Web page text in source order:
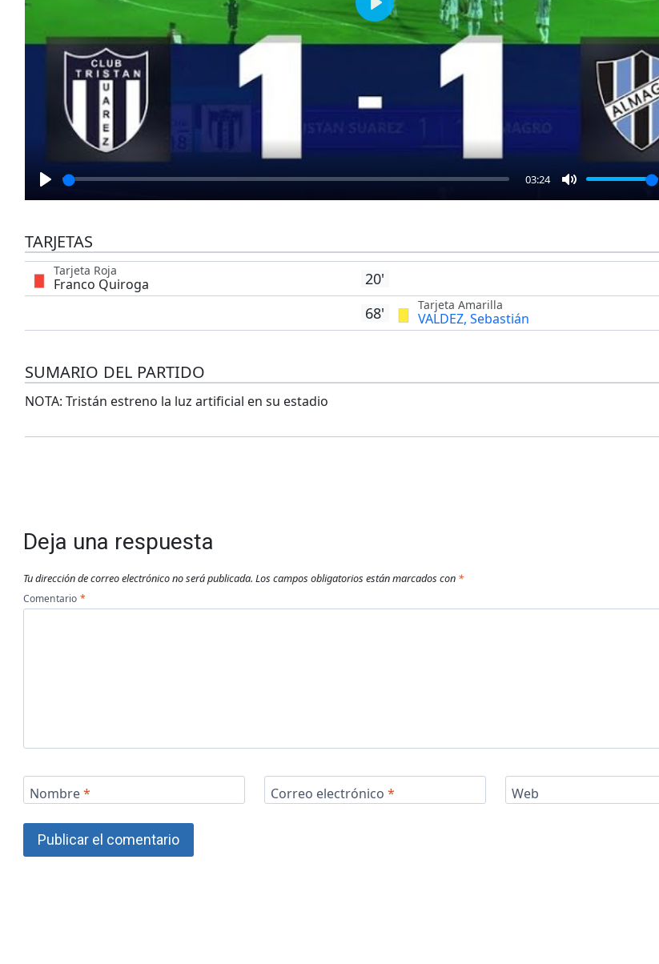
Play
03:24
Mute
Play
TARJETAS
Tarjeta Roja
Franco Quiroga
20'
68'
Tarjeta Amarilla
VALDEZ, Sebastián
SUMARIO DEL PARTIDO
NOTA: Tristán estreno la luz artificial en su estadio
Deja una respuesta
Tu dirección de correo electrónico no será publicada. Los campos obligatorios están marcados con *
Comentario *
Nombre* Correo electrónico * Web